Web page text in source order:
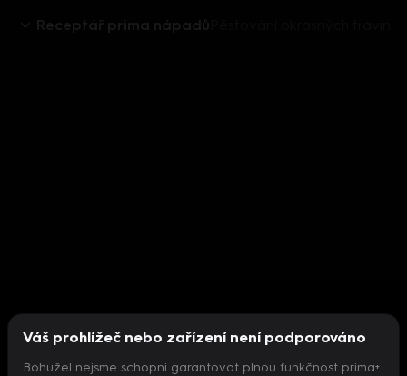
Receptář prima nápadů
Váš prohlížeč nebo zařízení není podporováno
Bohužel nejsme schopni garantovat plnou funkčnost prima+